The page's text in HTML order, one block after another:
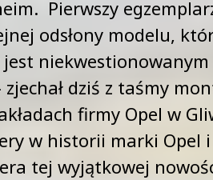
Pierwszy
odsłony modelu,
dziś z taśmy
firmy Opel w
w historii marki Opel
tej wyjątkowej